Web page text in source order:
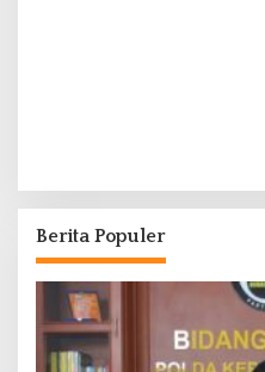
Berita Populer